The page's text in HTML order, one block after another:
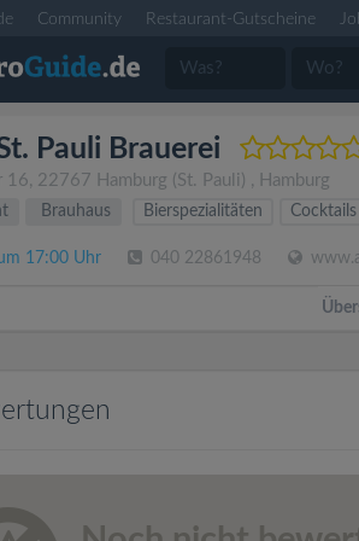
Community Restaurant-Gutscheine
Pauli Brauerei
16, 22767 Hamburg (St. Pauli) , Hamburg
Brauhaus Bierspezialitäten Cocktails
17:00 Uhr 040 22861948